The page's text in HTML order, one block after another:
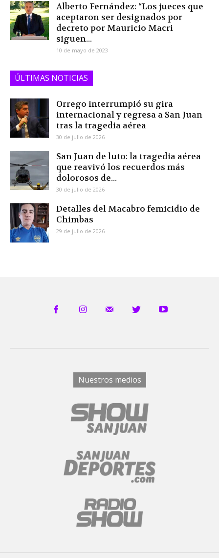
Alberto Fernández: “Los jueces que
aceptaron ser designados por
decreto por Mauricio Macri
siguen...
10 de mayo de 2023
ÚLTIMAS NOTICIAS
Orrego interrumpió su gira
internacional y regresa a San Juan
tras la tragedia aérea
30 de julio de 2026
San Juan de luto: la tragedia aérea
que reavivó los recuerdos más
dolorosos de...
30 de julio de 2026
Detalles del Macabro femicidio de
Chimbas
29 de julio de 2026
Nuestros medios